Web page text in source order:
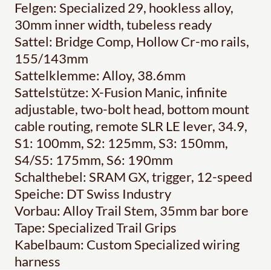
Felgen: Specialized 29, hookless alloy,
30mm inner width, tubeless ready
Sattel: Bridge Comp, Hollow Cr-mo rails,
155/143mm
Sattelklemme: Alloy, 38.6mm
Sattelstütze: X-Fusion Manic, infinite
adjustable, two-bolt head, bottom mount
cable routing, remote SLR LE lever, 34.9,
S1: 100mm, S2: 125mm, S3: 150mm,
S4/S5: 175mm, S6: 190mm
Schalthebel: SRAM GX, trigger, 12-speed
Speiche: DT Swiss Industry
Vorbau: Alloy Trail Stem, 35mm bar bore
Tape: Specialized Trail Grips
Kabelbaum: Custom Specialized wiring
harness